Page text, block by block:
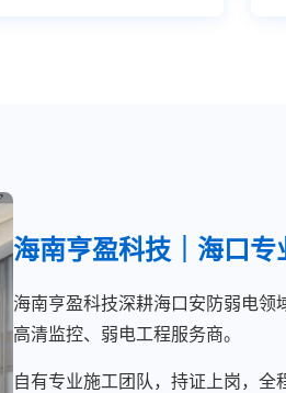
海南亨盈科技｜海口专
海南亨盈科技深耕海口安防弱电领
高清监控、弱电工程服务商。
自有专业施工团队，持证上岗，